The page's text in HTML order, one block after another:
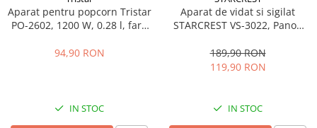
Aparat pentru popcorn Tristar
PO-2602, 1200 W, 0.28 l, fara
preparare ,picioare anti-
94,90 RON
IN STOC
Aparat de vidat si sigilat
STARCREST VS-3022, Panou
umed/uscata, 5 Functii, Ideal
pentru alimente sensibile,
189,90 RON
119,90 RON
IN STOC